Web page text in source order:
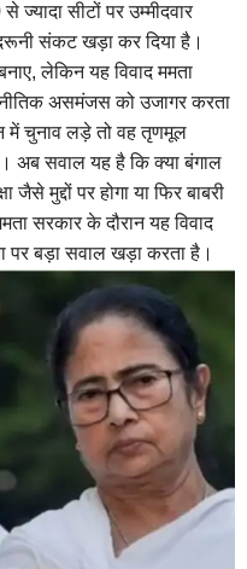
ज्यादा सीटों पर उम्मीदवार
संकट खड़ा कर दिया है।
लेकिन यह विवाद ममता
असमंजस को उजागर करता
में चुनाव लड़े तो वह तृणमूल
अब सवाल यह है कि क्या बंगाल
जैसे मुद्दों पर होगा या फिर बाबरी
सरकार के दौरान यह विवाद
पर बड़ा सवाल खड़ा करता है।